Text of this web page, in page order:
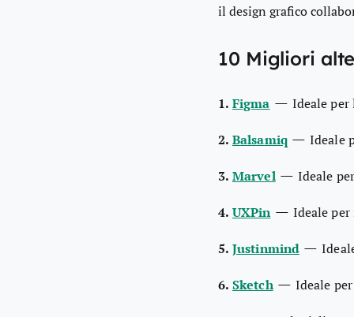
il design grafico
10 Migliori
1. Figma — Ideale
2. Balsamiq —Ideale
3. Marvel — Ideale
4. UXPin — Ideale
5. Justinmind —
6. Sketch — Ideale